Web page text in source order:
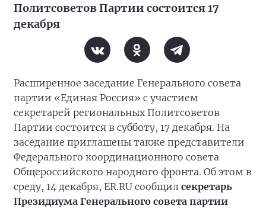
Политсоветов Партии состоится 17
декабря
Расширенное заседание Генерального совета
партии «Единая Россия» с участием
секретарей региональных Политсоветов
Партии состоится в субботу, 17 декабря. На
заседание приглашены также представители
Федерального координационного совета
Общероссийского народного фронта. Об этом в
среду, 14 декабря, ER.RU сообщил секретарь
Президиума Генерального совета партии